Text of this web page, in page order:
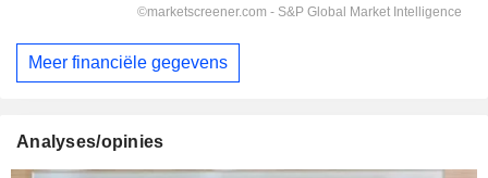
Meer financiële gegevens
Analyses/opinies